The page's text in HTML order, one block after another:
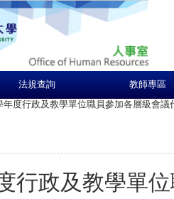
法規查詢 教師專區
年度行政及教學單位職員參加各層級會議
行政及教學單